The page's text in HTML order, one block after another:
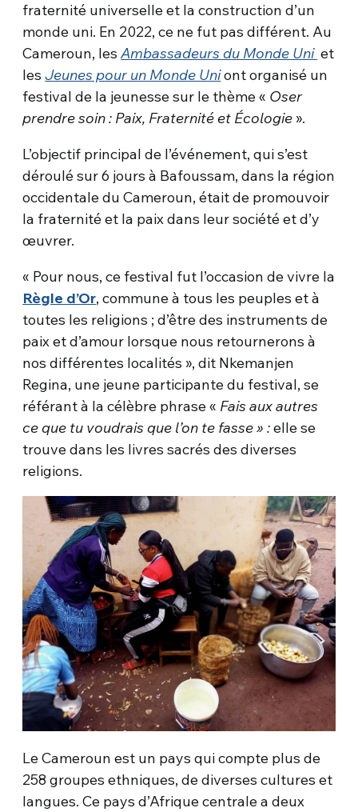
fraternité universelle et la construction d’un
monde uni. En 2022, ce ne fut pas différent. Au
Cameroun, lesAmbassadeurs du Monde Uni et
lesJeunes pour un Monde Uniont organisé un
festival de la jeunesse sur le thème « Oser
prendre soin : Paix, Fraternité et Écologie ».
L’objectif principal de l’événement, qui s’est
déroulé sur 6 jours à Bafoussam, dans la région
occidentale du Cameroun, était de promouvoir
la fraternité et la paix dans leur société et d’y
œuvrer.
« Pour nous, ce festival fut l’occasion de vivre la
Règle d’Or, commune à tous les peuples et à
toutes les religions ; d’être des instruments de
paix et d’amour lorsque nous retournerons à
nos différentes localités », dit Nkemanjen
Regina, une jeune participante du festival, se
référant à la célèbre phrase « Fais aux autres
ce que tu voudrais que l’on te fasse » :elle se
trouve dans les livres sacrés des diverses
religions.
Le Cameroun est un pays qui compte plus de
258 groupes ethniques, de diverses cultures et
langues. Ce pays d’Afrique centrale a deux